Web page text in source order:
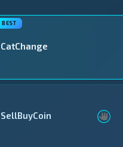
CatChange
SellBuyCoin